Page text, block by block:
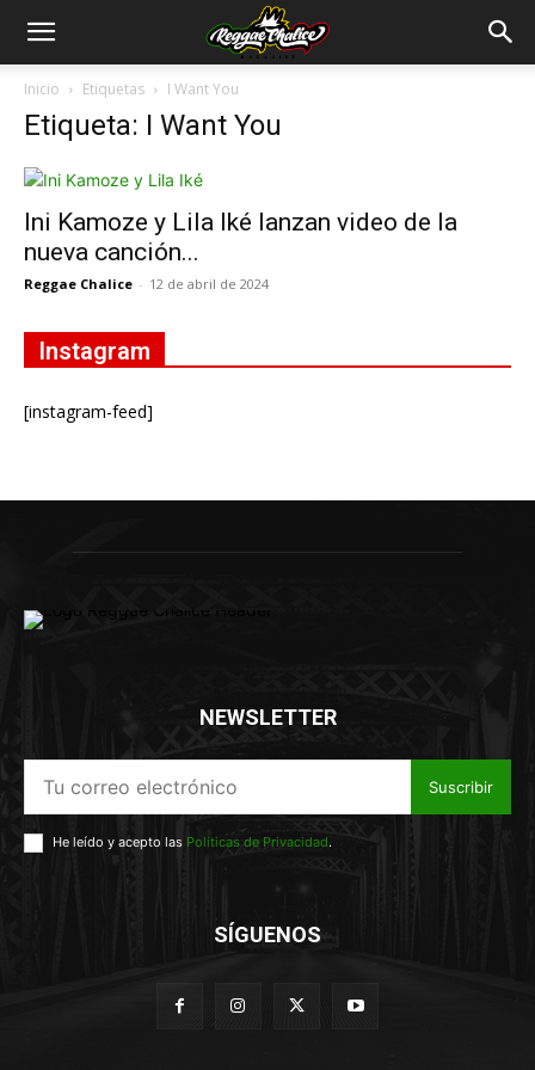
Inicio Etiquetas I Want You
Etiqueta: I Want You
Ini Kamoze y Lila Iké lanzan video de la
nueva canción...
Reggae Chalice - 12 de abril de 2024
Instagram
[instagram-feed]
NEWSLETTER
Suscribir
He leído y acepto las Políticas de Privacidad.
SÍGUENOS